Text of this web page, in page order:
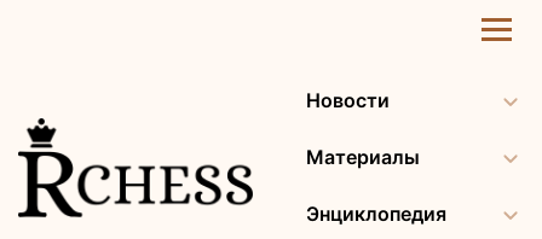
Новости
Материалы
Энциклопедия